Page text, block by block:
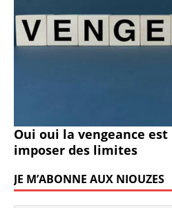
Oui oui la vengeance
imposer des limites
JE M’ABONNE AUX NIOUZES